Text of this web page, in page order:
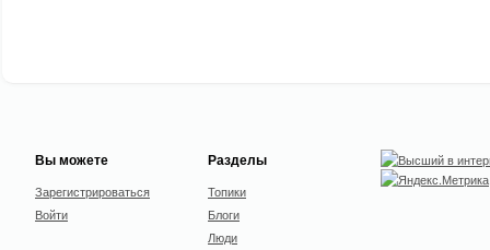
Вы можете
Зарегистрироваться
Войти
Разделы
Топики
Блоги
Люди